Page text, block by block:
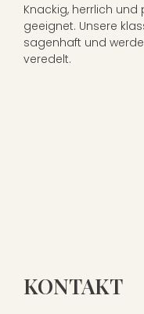
Knackig, herrlich
geeignet. Unsere
sagenhaft und
veredelt.
KONTAKT